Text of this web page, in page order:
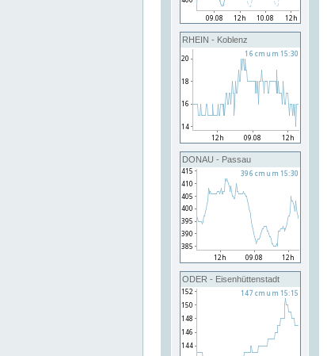
RHEIN - Koblenz
DONAU - Passau
ODER - Eisenhüttenstadt